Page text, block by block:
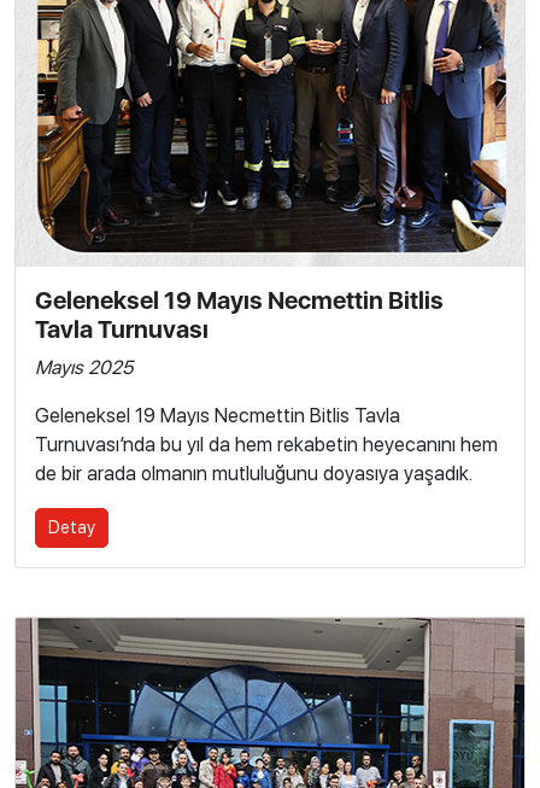
Geleneksel 19 Mayıs Necmettin Bitlis
Tavla Turnuvası
Mayıs 2025
Geleneksel 19 Mayıs Necmettin Bitlis Tavla
Turnuvası’nda bu yıl da hem rekabetin heyecanını hem
de bir arada olmanın mutluluğunu doyasıya yaşadık.
Detay